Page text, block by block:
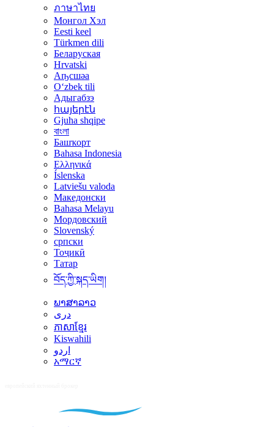
ภาษาไทย
Монгол Хэл
Eesti keel
Türkmen dili
Беларуская
Hrvatski
Аҧсшәа
Oʻzbek tili
Адыгабзэ
հայերէն
Gjuha shqipe
বাংলা
Башҡорт
Bahasa Indonesia
Ελληνικά
Íslenska
Latviešu valoda
Македонски
Bahasa Melayu
Мордовский
Slovenský
српски
Тоҷикӣ
Татар
བོད་ཀྱི་སྐད་ཡིག།
ພາສາລາວ
دری
ភាសាខ្មែរ
Kiswahili
اردو
አማርኛ